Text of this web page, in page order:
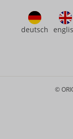
deutsch
©